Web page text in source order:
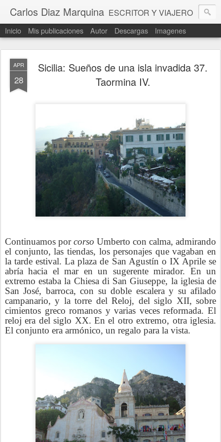
Carlos Diaz Marquina ESCRITOR Y VIAJERO
Inicio Mis publicaciones Autor Descargas Imagenes
APR
28
Sicilia: Sueños de una isla invadida 37.
Taormina IV.
Continuamos porcorso Umberto con calma, admirando
el conjunto, las tiendas, los personajes que vagaban en
la tarde estival. La plaza de San Agustín o IX Aprile se
abría hacia el mar en un sugerente mirador. En un
extremo estaba la Chiesa di San Giuseppe, la iglesia de
San José, barroca, con su doble escalera y su afilado
campanario, y la torre del Reloj, del siglo XII, sobre
cimientos greco romanos y varias veces reformada. El
reloj era del siglo XX. En el otro extremo, otra iglesia.
El conjunto era armónico, un regalo para la vista.